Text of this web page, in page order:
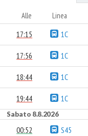
Alle Linea
17:15 1C
17:56 1C
18:44 1C
19:44 1C
Sabato 8.8.2026
00:52 S45